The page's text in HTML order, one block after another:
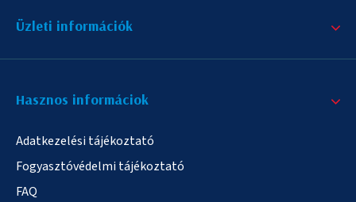
Üzleti információk
Hasznos informáciok
Adatkezelési tájékoztató
Fogyasztóvédelmi tájékoztató
FAQ